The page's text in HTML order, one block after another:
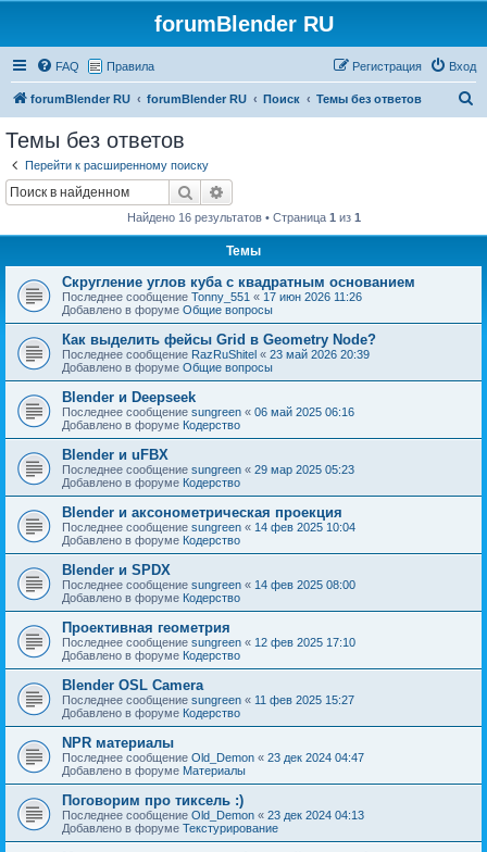
forumBlender RU
FAQ Правила Вход
Регистрация
forumBlender RU forumBlender RU Поиск Темы без ответов
Темы без ответов
Перейти к расширенному поиску
Поиск
Найдено 16 результатов • Страница 1 из 1
Темы
Скругление углов куба с квадратным основанием
Последнее сообщение Tonny_551 « 17 июн 2026 11:26
Добавлено в форуме Общие вопросы
Как выделить фейсы Grid в Geometry Node?
Последнее сообщение RazRuShitel « 23 май 2026 20:39
Добавлено в форуме Общие вопросы
Blender и Deepseek
Последнее сообщение sungreen « 06 май 2025 06:16
Добавлено в форуме Кодерство
Blender и uFBX
Последнее сообщение sungreen « 29 мар 2025 05:23
Добавлено в форуме Кодерство
Blender и аксонометрическая проекция
Последнее сообщение sungreen « 14 фев 2025 10:04
Добавлено в форуме Кодерство
Blender и SPDX
Последнее сообщение sungreen « 14 фев 2025 08:00
Добавлено в форуме Кодерство
Проективная геометрия
Последнее сообщение sungreen « 12 фев 2025 17:10
Добавлено в форуме Кодерство
Blender OSL Camera
Последнее сообщение sungreen « 11 фев 2025 15:27
Добавлено в форуме Кодерство
NPR материалы
Последнее сообщение Old_Demon « 23 дек 2024 04:47
Добавлено в форуме Материалы
Поговорим про тиксель :)
Последнее сообщение Old_Demon « 23 дек 2024 04:13
Добавлено в форуме Текстурирование